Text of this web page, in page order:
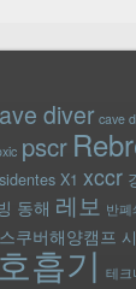
diver cave
pscr
X1 xccr
동해 레보 반폐
스쿠버해양캠프
흡기 테크